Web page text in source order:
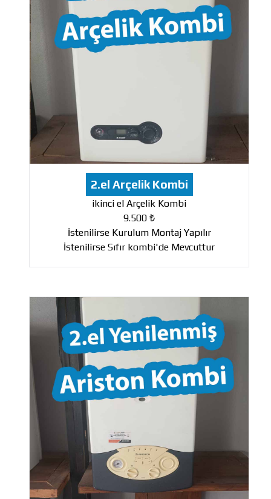
2.el Arçelik Kombi
ikinci el Arçelik Kombi
9.500 ₺
İstenilirse Kurulum Montaj Yapılır
İstenilirse Sıfır kombi'de Mevcuttur